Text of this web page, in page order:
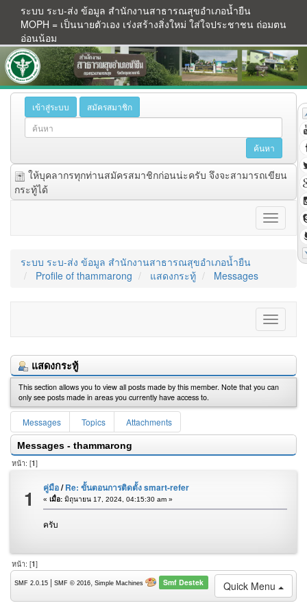
ระบบ ระบ-ส่ง ข้อมูล สำนักงานสาธารณสุขอำเภอน้ำยืน
MOPH = เป็นนายตัวเอง เร่งสร้างสิ่งใหม่ ใส่ใจประชาชน ถ่อมตน
อ่อนน้อม
เข้าสู่ระบบ สมัครสมาชิก
ให้บุคลากรทุกท่านสมัครสมาชิกก่อนน่ะครับ จึงจะสามารถเขียน
กระทู้ได้
ระบบ ระบ-ส่ง ข้อมูล สำนักงานสาธารณสุขอำเภอน้ำยืน
Profile of thammarong
แสดงกระทู้ Messages
แสดงกระทู้
This section allows you to view all posts made by this member. Note that you can
only see posts made in areas you currently have access to.
Messages Topics Attachments
Messages - thammarong
หน้า: [1]
1 คู่มือ/Re: ขั้นตอนการติดตั้ง smart-refer
« เมื่อ:มิถุนายน 17, 2024, 04:15:30 am »
ครับ
หน้า: [1]
Quick Menu
SMF 2.0.15 SMF © 2016, Simple Machines Smf Destek